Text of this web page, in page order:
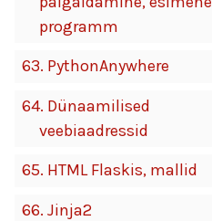
programm
63. PythonAnywhere
64. Dünaamilised
veebiaadressid
65. HTML Flaskis, mallid
66. Jinja2